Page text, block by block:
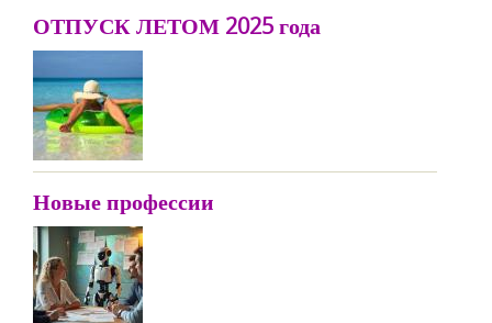
ОТПУСК ЛЕТОМ 2025 года
Новые профессии